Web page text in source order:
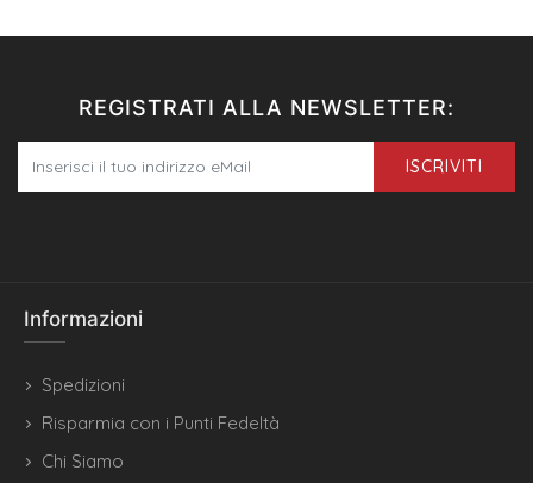
REGISTRATI ALLA NEWSLETTER:
ISCRIVITI
Informazioni
Spedizioni
Risparmia con i Punti Fedeltà
Chi Siamo